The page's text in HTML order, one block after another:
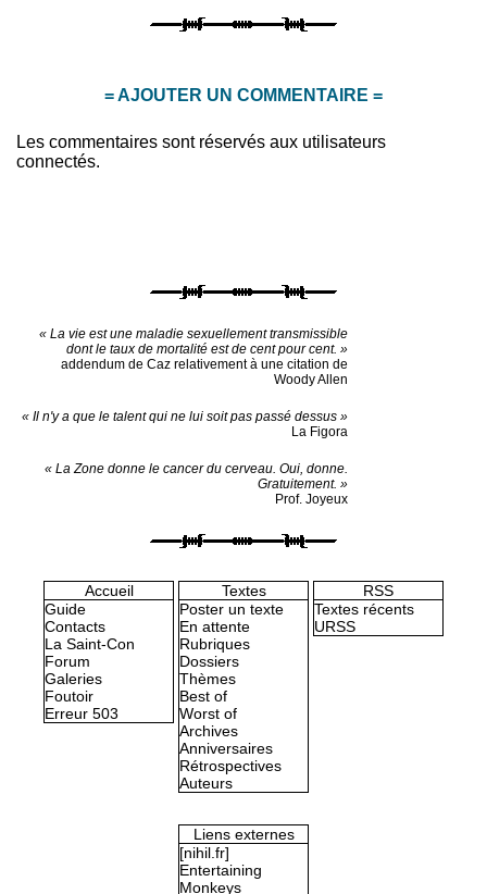
= AJOUTER UN COMMENTAIRE =
Les commentaires sont réservés aux utilisateurs
connectés.
« La vie est une maladie sexuellement transmissible
dont le taux de mortalité est de cent pour cent. »
addendum de Caz relativement à une citation de
Woody Allen
« Il n'y a que le talent qui ne lui soit pas passé dessus »
La Figora
« La Zone donne le cancer du cerveau. Oui, donne.
Gratuitement. »
Prof. Joyeux
Accueil
Guide
Contacts
La Saint-Con
Forum
Galeries
Foutoir
Erreur 503
Textes
Poster un texte
En attente
Rubriques
Dossiers
Thèmes
Best of
Worst of
Archives
Anniversaires
Rétrospectives
Auteurs
RSS
Textes récents
URSS
Liens externes
[nihil.fr]
Entertaining
Monkeys